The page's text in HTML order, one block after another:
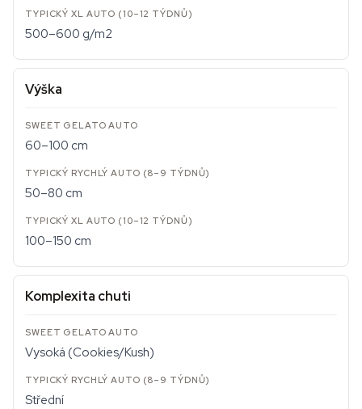
500–600 g/m2
Výška
60–100 cm
50–80 cm
100–150 cm
Komplexita chuti
Vysoká (Cookies/Kush)
Střední